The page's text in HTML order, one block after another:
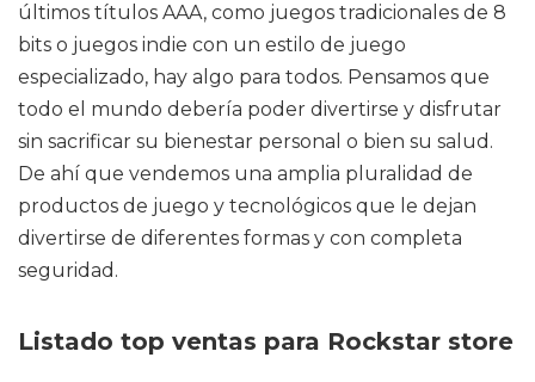
últimos títulos AAA, como juegos tradicionales de 8
bits o juegos indie con un estilo de juego
especializado, hay algo para todos. Pensamos que
todo el mundo debería poder divertirse y disfrutar
sin sacrificar su bienestar personal o bien su salud.
De ahí que vendemos una amplia pluralidad de
productos de juego y tecnológicos que le dejan
divertirse de diferentes formas y con completa
seguridad.
Listado top ventas para Rockstar store